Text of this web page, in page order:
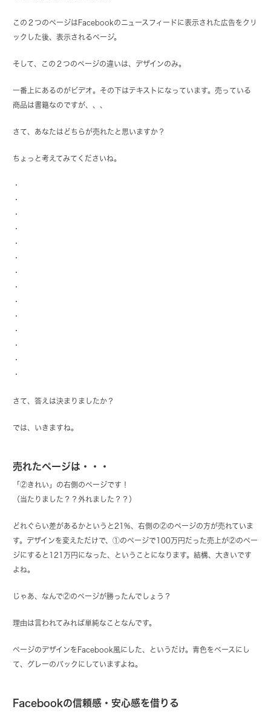
この２つのページはFacebookのニュースフィードに表示された広告をクリ
ックした後、表示されるページ。
そして、この２つのページの違いは、デザインのみ。
一番上にあるのがビデオ。その下はテキストになっています。売っている
商品は書籍なのですが、、、
さて、あなたはどちらが売れたと思いますか？
ちょっと考えてみてくださいね。
・
・
・
・
・
・
・
・
・
・
・
・
・
・
さて、答えは決まりましたか？
では、いきますね。
売れたページは・・・
「②きれい」の右側のページです！
（当たりました？？外れました？？）
どれぐらい差があるかというと21%、右側の②のページの方が売れていま
す。デザインを変えただけで、①のページで100万円だった売上が②のペー
ジにすると121万円になった、ということになります。結構、大きいです
よね。
じゃあ、なんで②のページが勝ったんでしょう？
理由は言われてみれば単純なことなんです。
ページのデザインをFacebook風にした、というだけ。青色をベースにし
て、グレーのバックにしていますよね。
Facebookの信頼感・安心感を借りる